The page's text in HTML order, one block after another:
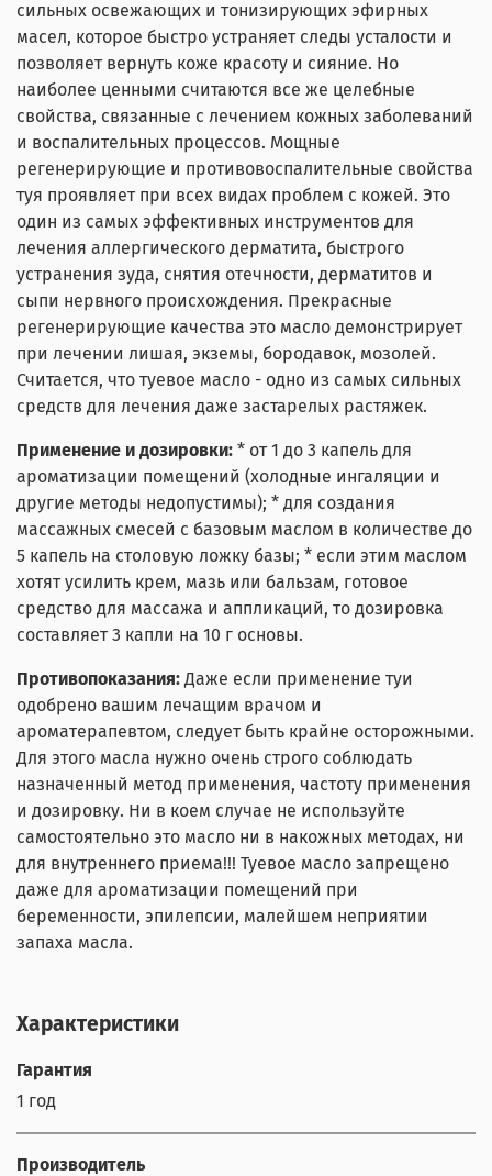
сильных освежающих и тонизирующих эфирных
масел, которое быстро устраняет следы усталости и
позволяет вернуть коже красоту и сияние. Но
наиболее ценными считаются все же целебные
свойства, связанные с лечением кожных заболеваний
и воспалительных процессов. Мощные
регенерирующие и противовоспалительные свойства
туя проявляет при всех видах проблем с кожей. Это
один из самых эффективных инструментов для
лечения аллергического дерматита, быстрого
устранения зуда, снятия отечности, дерматитов и
сыпи нервного происхождения. Прекрасные
регенерирующие качества это масло демонстрирует
при лечении лишая, экземы, бородавок, мозолей.
Считается, что туевое масло - одно из самых сильных
средств для лечения даже застарелых растяжек.
Применение и дозировки: * от 1 до 3 капель для
ароматизации помещений (холодные ингаляции и
другие методы недопустимы); * для создания
массажных смесей с базовым маслом в количестве до
5 капель на столовую ложку базы; * если этим маслом
хотят усилить крем, мазь или бальзам, готовое
средство для массажа и аппликаций, то дозировка
составляет 3 капли на 10 г основы.
Противопоказания: Даже если применение туи
одобрено вашим лечащим врачом и
ароматерапевтом, следует быть крайне осторожными.
Для этого масла нужно очень строго соблюдать
назначенный метод применения, частоту применения
и дозировку. Ни в коем случае не используйте
самостоятельно это масло ни в накожных методах, ни
для внутреннего приема!!! Туевое масло запрещено
даже для ароматизации помещений при
беременности, эпилепсии, малейшем неприятии
запаха масла.
Характеристики
Гарантия
1 год
Производитель